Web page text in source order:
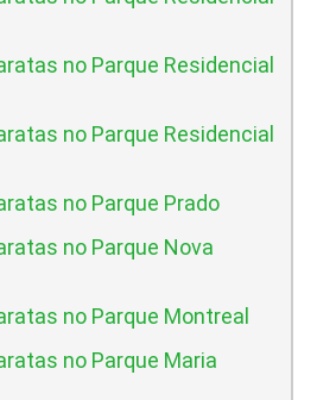
no Parque Residencial
no Parque Residencial
no Parque Prado
no Parque Nova
no Parque Montreal
no Parque Maria